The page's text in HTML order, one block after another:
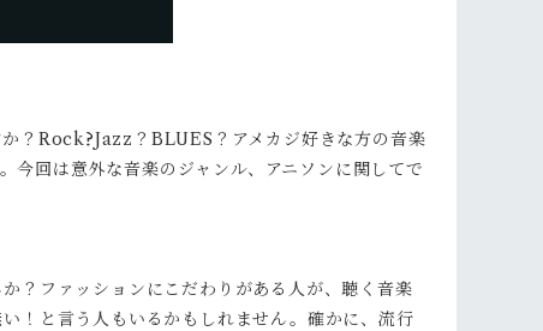
？Rock?Jazz？BLUES？アメカジ好きな方の音楽
回は意外な音楽のジャンル、アニソンに関してで
？ファッションにこだわりがある人が、聴く音楽
！と言う人もいるかもしれません。確かに、流行